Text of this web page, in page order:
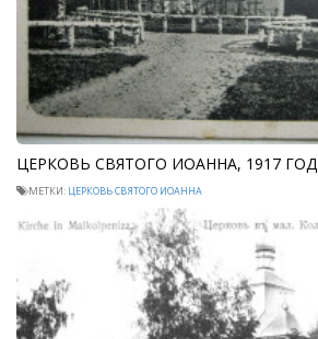
ЦЕРКОВЬ СВЯТОГО ИОАННА, 1917 ГОД
МЕТКИ: ЦЕРКОВЬ СВЯТОГО ИОАННА